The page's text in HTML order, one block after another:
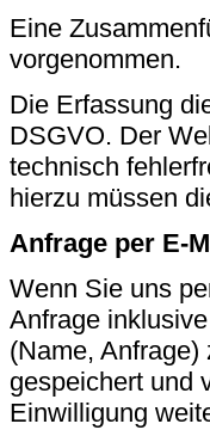
Eine
vorgenommen.
Die Erfassung
DSGVO. Der
technisch
hierzu müssen
Anfrage per E-
Wenn Sie uns
Anfrage
(Name,
gespeichert und
Einwilligung